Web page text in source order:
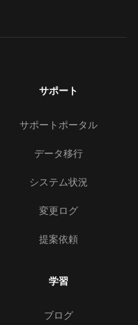
サポート
サポートポータル
データ移行
システム状況
変更ログ
提案依頼
学習
ブログ